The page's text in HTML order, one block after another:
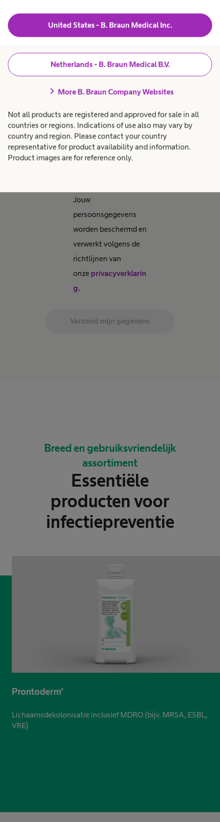
United States - B. Braun Medical Inc.
Netherlands - B. Braun Medical B.V.
chevron_right More B. Braun Company Websites
Not all products are registered and approved for sale in all
countries or regions. Indications of use also may vary by
country and region. Please contact your country
representative for product availability and information.
Product images are for reference only.
E-mailadres*
met de
privacyverkla
ring
Jouw
persoonsgegevens
worden beschermd en
verwerkt volgens de
richtlijnen van
onze privacyverklarin
g.
Verzend mijn gegevens
Breed en gebruiksvriendelijk
assortiment
Essentiële
producten voor
infectiepreventie
Prontoderm®
Lichaamsdekolonisatie inclusief MDRO (bijv. MRSA, ESBL,
VRE)